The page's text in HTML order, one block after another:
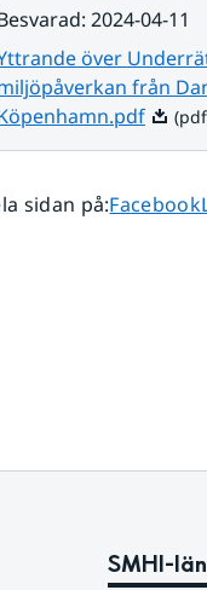
: 2024-04-11
över
från
Pdf,
sidan på:Dela
Facebook
SMHI-